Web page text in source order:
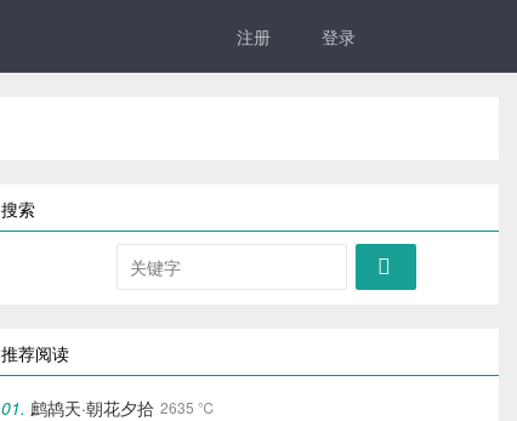
注册 登录
搜索

推荐阅读
鹧鸪天·朝花夕拾 2635 ℃